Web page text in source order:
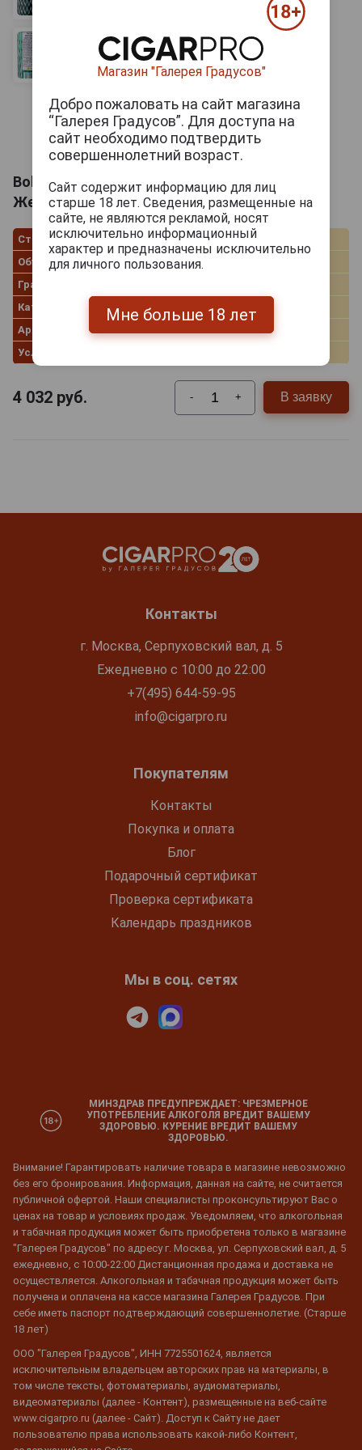
древесность. Подают женевер обычно сильно
охлаждённым, в характерной рюмке-тюльпане,
налитой до самых краёв. На родине его традиционно
сопровождают кружкой пива — такое сочетание в
хорошо проявляет себя в коктейлях, а старый и
korenwijn чаще смакуют в чистом виде.
Bobbys Scheidam Jenever Боббис Схидам
Женевер 0.7л
Страна производства
Нидерланды
Объём
0.7 л
Градус
Категория
Oude genever
Артикул
Условия продаж
4 032 руб. - + В заявку
Контакты
г. Москва, Серпуховский вал, д. 5
Ежедневно с 10:00 до 22:00
+7(495) 644-59-95
info@cigarpro.ru
Покупателям
Контакты
Покупка и оплата
Блог
Подарочный сертификат
Проверка сертификата
Календарь праздников
Мы в соц. сетях
МИНЗДРАВ ПРЕДУПРЕЖДАЕТ: ЧРЕЗМЕРНОЕ
УПОТРЕБЛЕНИЕ АЛКОГОЛЯ ВРЕДИТ ВАШЕМУ
ЗДОРОВЬЮ. КУРЕНИЕ ВРЕДИТ ВАШЕМУ
ЗДОРОВЬЮ.
Внимание! Гарантировать наличие товара в магазине невозможно
без его бронирования. Информация, данная на сайте, не считается
публичной офертой. Наши специалисты проконсультируют Вас о
ценах на товар и условиях продаж. Уведомляем, что алкогольная
и табачная продукция может быть приобретена только в магазине
"Галерея Градусов" по адресу г. Москва, ул. Серпуховский вал, д. 5
ежедневно, с 10:00-22:00 Дистанционная продажа и доставка не
осуществляется. Алкогольная и табачная продукция может быть
получена и оплачена на кассе магазина Галерея Градусов. При
себе иметь паспорт подтверждающий совершеннолетие. (Старше
18 лет)
ООО "Галерея Градусов", ИНН 7725501624, является
исключительным владельцем авторских прав на материалы, в
том числе тексты, фотоматериалы, аудиоматериалы,
видеоматериалы (далее - Контент), размещенные на веб-сайте
www.cigarpro.ru (далее - Сайт). Доступ к Сайту не дает
пользователю права использовать какой-либо Контент,
Магазин "Галерея Градусов"
Добро пожаловать на сайт магазина
“Галерея Градусов”. Для доступа на
сайт необходимо подтвердить
совершеннолетний возраст.
Сайт содержит информацию для лиц
старше 18 лет. Сведения, размещенные на
сайте, не являются рекламой, носят
исключительно информационный
характер и предназначены исключительно
для личного пользования.
Мне больше 18 лет